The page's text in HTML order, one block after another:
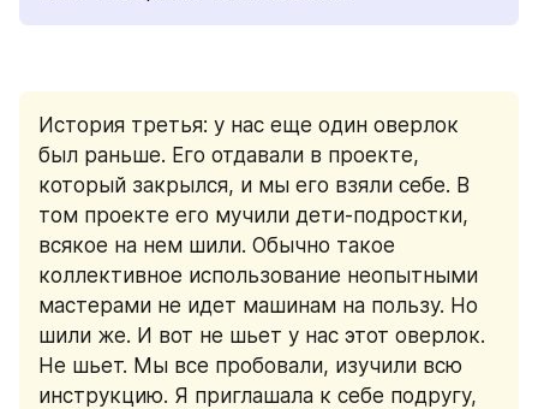
История третья: у нас еще один оверлок
был раньше. Его отдавали в проекте,
который закрылся, и мы его взяли себе. В
том проекте его мучили дети-подростки,
всякое на нем шили. Обычно такое
коллективное использование неопытными
мастерами не идет машинам на пользу. Но
шили же. И вот не шьет у нас этот оверлок.
Не шьет. Мы все пробовали, изучили всю
инструкцию. Я приглашала к себе подругу,